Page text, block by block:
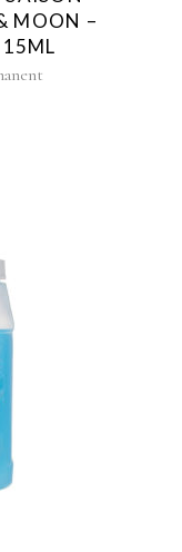
MOON –